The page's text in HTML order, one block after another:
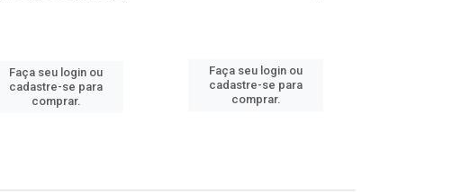
Faça seu login ou
cadastre-se para
comprar.
Faça seu login ou
cadastre-se para
comprar.